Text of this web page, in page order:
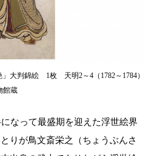
大判錦絵 1枚 天明2～4（1782～1784）
館蔵
なって最盛期を迎えた浮世絵界
りが鳥文斎栄之（ちょうぶんさ